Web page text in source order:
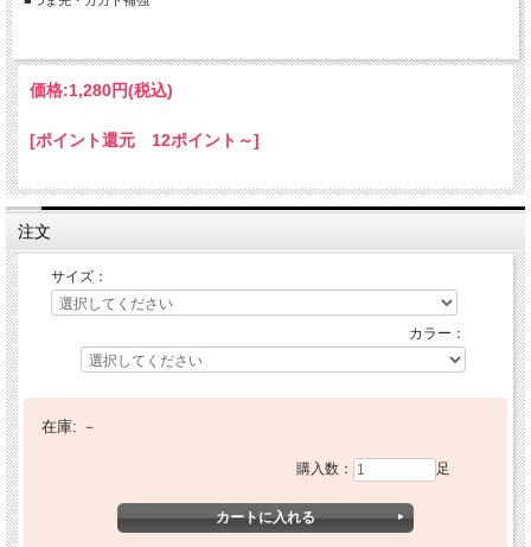
価格:1,280円(税込)
[ポイント還元 12ポイント～]
注文
サイズ：
カラー：
在庫: －
購入数： 足